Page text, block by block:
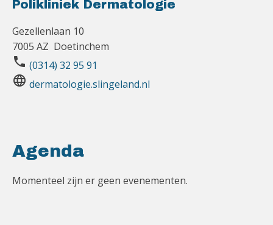
Polikliniek Dermatologie
Gezellenlaan 10
7005 AZ Doetinchem
phone (0314) 32 95 91
language dermatologie.slingeland.nl
Agenda
Momenteel zijn er geen evenementen.